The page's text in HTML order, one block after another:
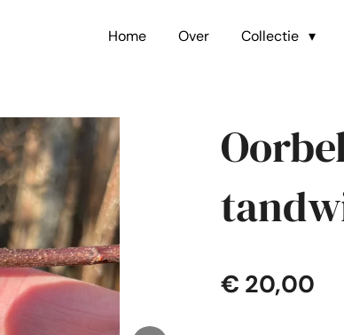
Home Over Collectie
€ 20,00